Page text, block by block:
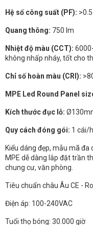
Hệ số công suất (PF): >0.5
Quang thông: 750 lm
Nhiệt độ màu (CCT):
không nhấp nháy, tốt cho
Chỉ số hoàn màu (CRI):
MPE Led Round Panel
Kích thước đục lỗ:
Quy cách đóng gói: 1 cái/
Kiểu dáng đẹp, mẫu mã đa
MPE dễ dàng lắp đặt trần
chung cư, văn phòng.
Tiêu chuẩn châu Âu CE -
Điện áp: 100-240VAC
Tuổi thọ bóng: 30.000 giờ